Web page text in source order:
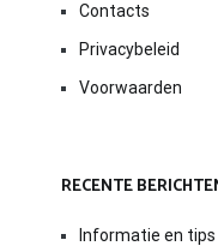
Contacts
Privacybeleid
Voorwaarden
RECENTE
Informatie en